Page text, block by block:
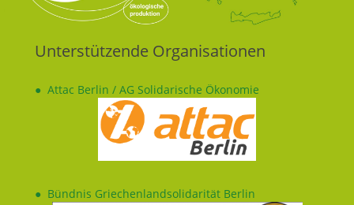
Unterstützende Organisationen
● Attac Berlin / AG Solidarische Ökonomie
● Bündnis Griechenlandsolidarität Berlin